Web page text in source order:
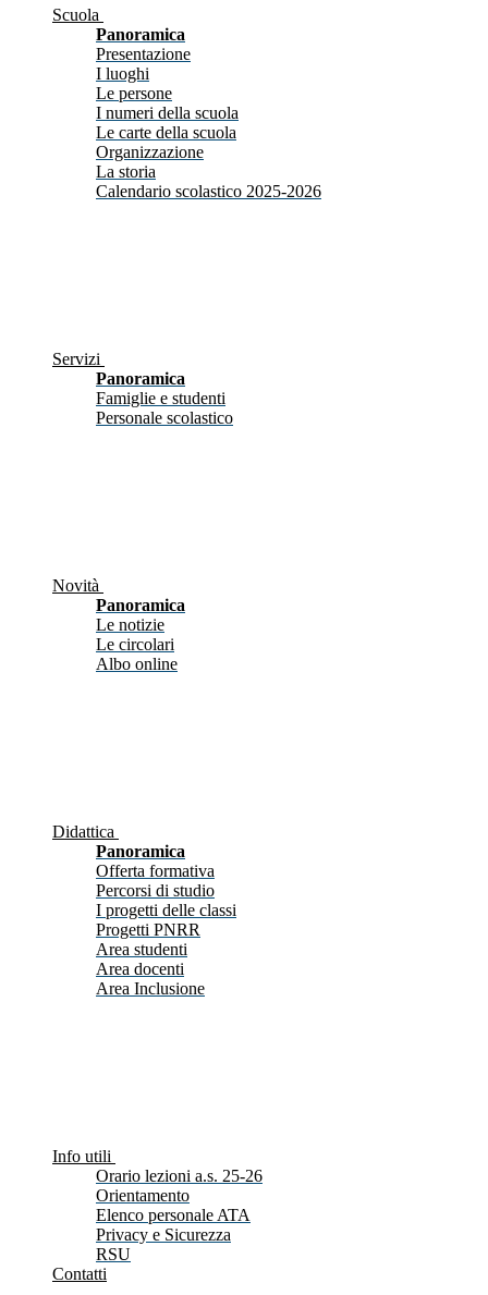
Scuola
Panoramica
Presentazione
I luoghi
Le persone
I numeri della scuola
Le carte della scuola
Organizzazione
La storia
Calendario scolastico 2025-2026
Servizi
Panoramica
Famiglie e studenti
Personale scolastico
Novità
Panoramica
Le notizie
Le circolari
Albo online
Didattica
Panoramica
Offerta formativa
Percorsi di studio
I progetti delle classi
Progetti PNRR
Area studenti
Area docenti
Area Inclusione
Info utili
Orario lezioni a.s. 25-26
Orientamento
Elenco personale ATA
Privacy e Sicurezza
RSU
Contatti